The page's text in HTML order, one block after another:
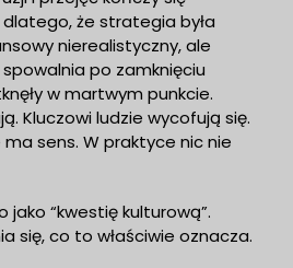
że strategia była
nierealistyczny, ale
po zamknięciu
w martwym punkcie.
Kluczowi ludzie wycofują się.
sens. W praktyce nic nie
jako “kwestię kulturową”.
się, co to właściwie oznacza.